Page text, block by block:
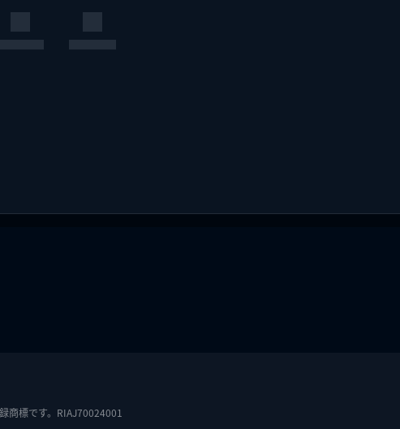
商標です。RIAJ70024001